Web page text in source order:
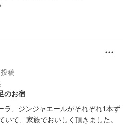
投稿
のお宿
ラ、ジンジャエールがそれぞれ1本ず
て、家族でおいしく頂きました。